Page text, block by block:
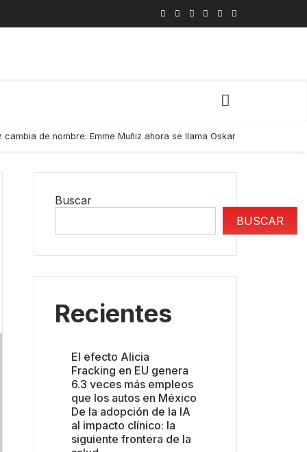
de nombre: Emme Muñiz ahora se llama Oskar
Buscar
BUSCAR
Recientes
El efecto Alicia
Fracking en EU genera
6.3 veces más empleos
que los autos en México
De la adopción de la IA
al impacto clínico: la
siguiente frontera de la